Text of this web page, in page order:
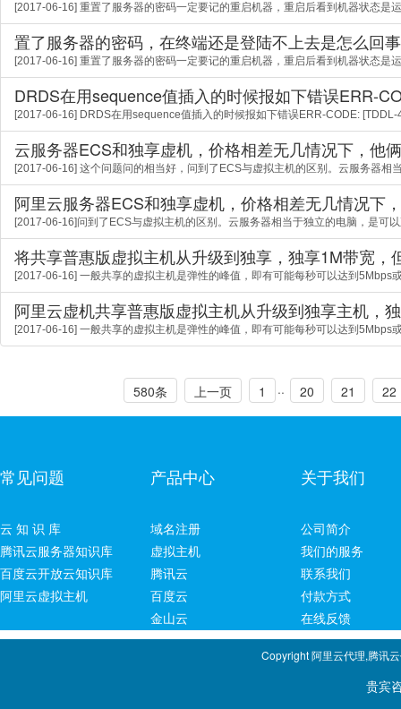
[2017-06-16] 重置了服务器的密码一定要记的重启机器，重启后看到机器状态是
置了服务器的密码，在终端还是登陆不上去是怎么回
[2017-06-16] 重置了服务器的密码一定要记的重启机器，重启后看到机器状态是
DRDS在用sequence值插入的时候报如下错误ERR-
[2017-06-16] DRDS在用sequence值插入的时候报如下错误ERR-CODE:
云服务器ECS和独享虚机，价格相差无几情况下，他
[2017-06-16] 这个问题问的相当好，问到了ECS与虚拟主机的区别。云服务器相
阿里云服务器ECS和独享虚机，价格相差无几情况下
[2017-06-16]问到了ECS与虚拟主机的区别。云服务器相当于独立的电脑，是可
将共享普惠版虚拟主机从升级到独享，独享1M带宽，
[2017-06-16] 一般共享的虚拟主机是弹性的峰值，即有可能每秒可以达到5Mbps
阿里云虚机共享普惠版虚拟主机从升级到独享主机，
[2017-06-16] 一般共享的虚拟主机是弹性的峰值，即有可能每秒可以达到5Mbps
580条 上一页 1 .. 20 21 22
常见问题
云 知 识 库
腾讯云服务器知识库
百度云开放云知识库
阿里云虚拟主机
产品中心
域名注册
虚拟主机
腾讯云
百度云
金山云
关于我们
公司简介
我们的服务
联系我们
付款方式
在线反馈
Copyright 阿里云代理,腾讯
贵宾咨询专